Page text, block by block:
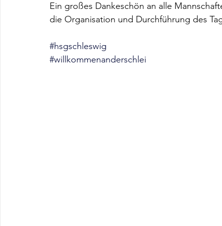
Ein großes Dankeschön an alle
die Organisation und Durchführung des
#hsgschleswig
#willkommenanderschlei